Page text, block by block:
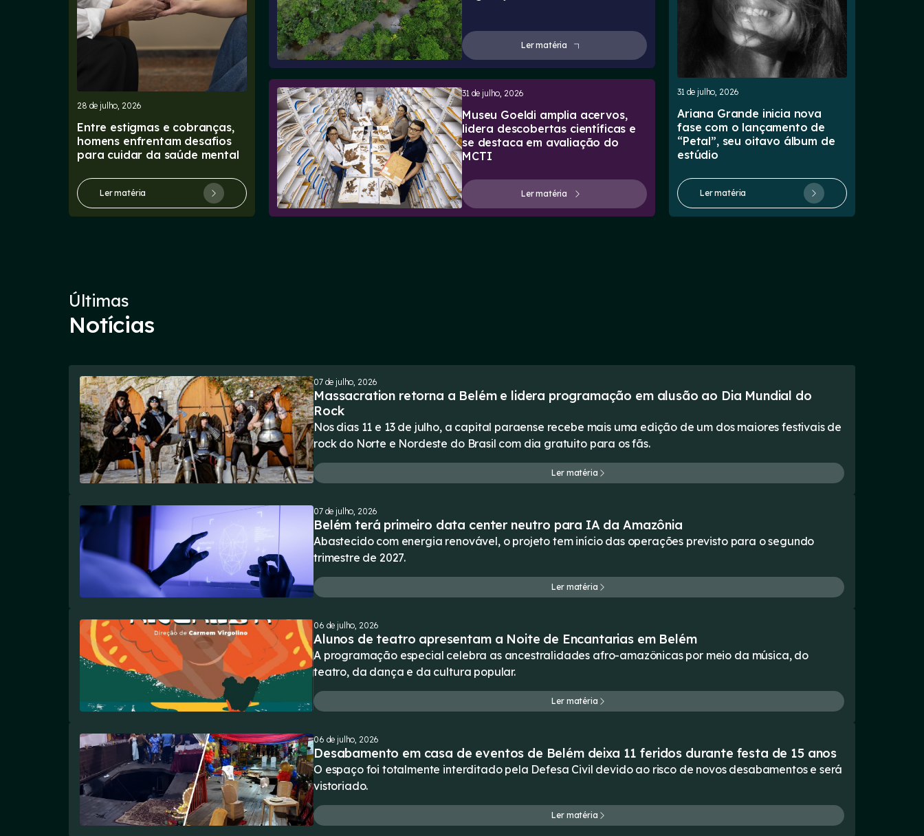
28 de julho, 2026
Entre estigmas e cobranças,
homens enfrentam desafios
para cuidar da saúde mental
Ler matéria
Ler matéria
31 de julho, 2026
Museu Goeldi amplia acervos,
lidera descobertas científicas e
se destaca em avaliação do
MCTI
Ler matéria
31 de julho, 2026
Ariana Grande inicia nova
fase com o lançamento de
“Petal”, seu oitavo álbum de
estúdio
Ler matéria
Últimas
Notícias
07 de julho, 2026
Massacration retorna a Belém e lidera programação em alusão ao Dia Mundial do
Rock
Nos dias 11 e 13 de julho, a capital paraense recebe mais uma edição de um dos maiores festivais de
rock do Norte e Nordeste do Brasil com dia gratuito para os fãs.
Ler matéria
07 de julho, 2026
Belém terá primeiro data center neutro para IA da Amazônia
Abastecido com energia renovável, o projeto tem início das operações previsto para o segundo
trimestre de 2027.
Ler matéria
06 de julho, 2026
Alunos de teatro apresentam a Noite de Encantarias em Belém
A programação especial celebra as ancestralidades afro-amazônicas por meio da música, do
teatro, da dança e da cultura popular.
Ler matéria
06 de julho, 2026
Desabamento em casa de eventos de Belém deixa 11 feridos durante festa de 15 anos
O espaço foi totalmente interditado pela Defesa Civil devido ao risco de novos desabamentos e será
vistoriado.
Ler matéria